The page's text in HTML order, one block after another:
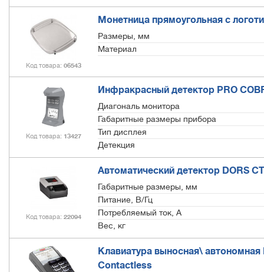
Код товара 06543
Монетница прямоугольная с
Размеры, мм
Материал
Код товара 13427
Инфракрасный детектор PRO
Диагональ монитора
Габаритные размеры прибора
Тип дисплея
Детекция
Код товара 22094
Автоматический детектор DORS
Габаритные размеры, мм
Питание, В/Гц
Потребляемый ток, А
Вес, кг
Клавиатура выносная\
Contactless